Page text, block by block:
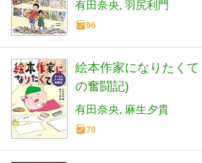
有田奈央 羽尻利門
96
絵本作家になりたく
の奮闘記)
有田奈央 麻生夕貴
78